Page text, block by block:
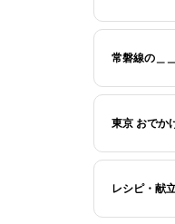
常磐線の＿
東京 おでか
レシピ・献